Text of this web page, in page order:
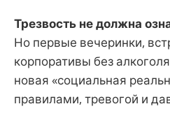
Трезвость не должна
Но первые вечеринки,
корпоративы без
новая «социальная
правилами, тревогой и